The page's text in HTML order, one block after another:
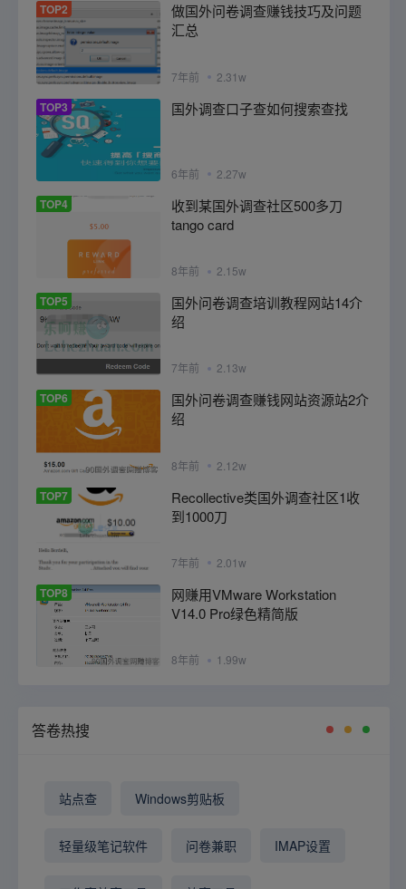
TOP2
做国外问卷调查赚钱技巧及问题
汇总
7年前 2.31w
TOP3 国外调查口子查如何搜索查找
6年前 2.27w
TOP4
收到某国外调查社区500多刀
tango card
8年前 2.15w
TOP5
国外问卷调查培训教程网站14介
绍
7年前 2.13w
TOP6
国外问卷调查赚钱网站资源站2介
绍
8年前 2.12w
TOP7
Recollective类国外调查社区1收
到1000刀
7年前 2.01w
TOP8
网赚用VMware Workstation
V14.0 Pro绿色精简版
8年前 1.99w
答卷热搜
站点查 Windows剪贴板
轻量级笔记软件 问卷兼职 IMAP设置